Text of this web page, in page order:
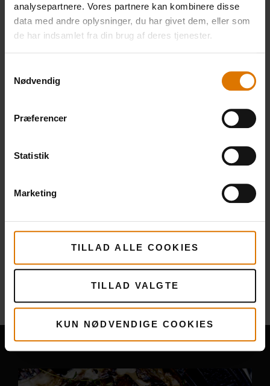
analysepartnere. Vores partnere kan kombinere disse
data med andre oplysninger, du har givet dem, eller som
de har indsamlet fra din brug af deres tjenester.
Nødvendig
Præferencer
Statistik
Marketing
TILLAD ALLE COOKIES
TILLAD VALGTE
KUN NØDVENDIGE COOKIES
Flereopskrifter
Du måske også kunne lide